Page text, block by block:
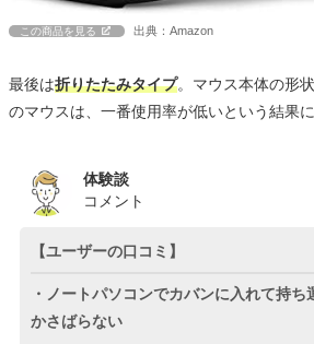
この商品を見る 出典：Amazon
最後は折りたたみタイプ。マウス本体の形
のマウスは、一番使用率が低いという結果に
体験談
コメント
【ユーザーの口コミ】
・ノートパソコンでカバンに入れて持
かさばらない